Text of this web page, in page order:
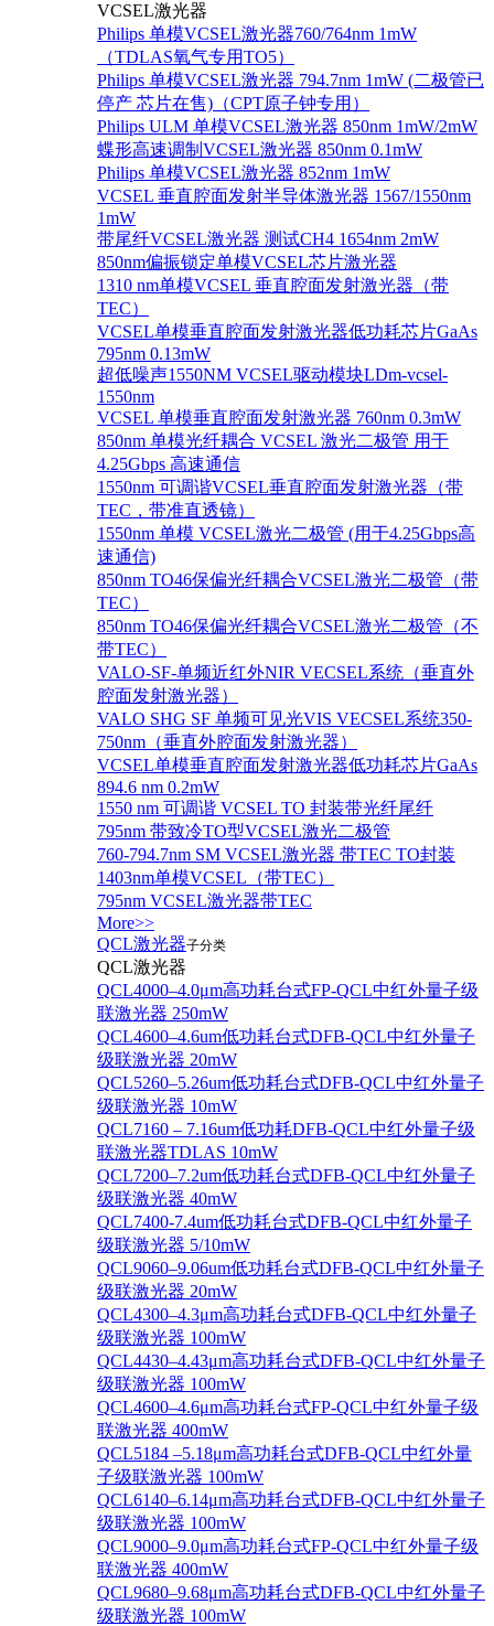
VCSEL激光器
Philips 单模VCSEL激光器760/764nm 1mW
（TDLAS氧气专用TO5）
Philips 单模VCSEL激光器 794.7nm 1mW (二极管已
停产 芯片在售)（CPT原子钟专用）
Philips ULM 单模VCSEL激光器 850nm 1mW/2mW
蝶形高速调制VCSEL激光器 850nm 0.1mW
Philips 单模VCSEL激光器 852nm 1mW
VCSEL 垂直腔面发射半导体激光器 1567/1550nm
1mW
带尾纤VCSEL激光器 测试CH4 1654nm 2mW
850nm偏振锁定单模VCSEL芯片激光器
1310 nm单模VCSEL 垂直腔面发射激光器（带
TEC）
VCSEL单模垂直腔面发射激光器低功耗芯片GaAs
795nm 0.13mW
超低噪声1550NM VCSEL驱动模块LDm-vcsel-
1550nm
VCSEL 单模垂直腔面发射激光器 760nm 0.3mW
850nm 单模光纤耦合 VCSEL 激光二极管 用于
4.25Gbps 高速通信
1550nm 可调谐VCSEL垂直腔面发射激光器（带
TEC，带准直透镜）
1550nm 单模 VCSEL激光二极管 (用于4.25Gbps高
速通信)
850nm TO46保偏光纤耦合VCSEL激光二极管（带
TEC）
850nm TO46保偏光纤耦合VCSEL激光二极管（不
带TEC）
VALO-SF-单频近红外NIR VECSEL系统（垂直外
腔面发射激光器）
VALO SHG SF 单频可见光VIS VECSEL系统350-
750nm（垂直外腔面发射激光器）
VCSEL单模垂直腔面发射激光器低功耗芯片GaAs
894.6 nm 0.2mW
1550 nm 可调谐 VCSEL TO 封装带光纤尾纤
795nm 带致冷TO型VCSEL激光二极管
760-794.7nm SM VCSEL激光器 带TEC TO封装
1403nm单模VCSEL（带TEC）
795nm VCSEL激光器带TEC
More>>
QCL激光器子分类
QCL激光器
QCL4000–4.0μm高功耗台式FP-QCL中红外量子级
联激光器 250mW
QCL4600–4.6um低功耗台式DFB-QCL中红外量子
级联激光器 20mW
QCL5260–5.26um低功耗台式DFB-QCL中红外量子
级联激光器 10mW
QCL7160 – 7.16um低功耗DFB-QCL中红外量子级
联激光器TDLAS 10mW
QCL7200–7.2um低功耗台式DFB-QCL中红外量子
级联激光器 40mW
QCL7400-7.4um低功耗台式DFB-QCL中红外量子
级联激光器 5/10mW
QCL9060–9.06um低功耗台式DFB-QCL中红外量子
级联激光器 20mW
QCL4300–4.3μm高功耗台式DFB-QCL中红外量子
级联激光器 100mW
QCL4430–4.43μm高功耗台式DFB-QCL中红外量子
级联激光器 100mW
QCL4600–4.6μm高功耗台式FP-QCL中红外量子级
联激光器 400mW
QCL5184 –5.18μm高功耗台式DFB-QCL中红外量
子级联激光器 100mW
QCL6140–6.14μm高功耗台式DFB-QCL中红外量子
级联激光器 100mW
QCL9000–9.0μm高功耗台式FP-QCL中红外量子级
联激光器 400mW
QCL9680–9.68μm高功耗台式DFB-QCL中红外量子
级联激光器 100mW